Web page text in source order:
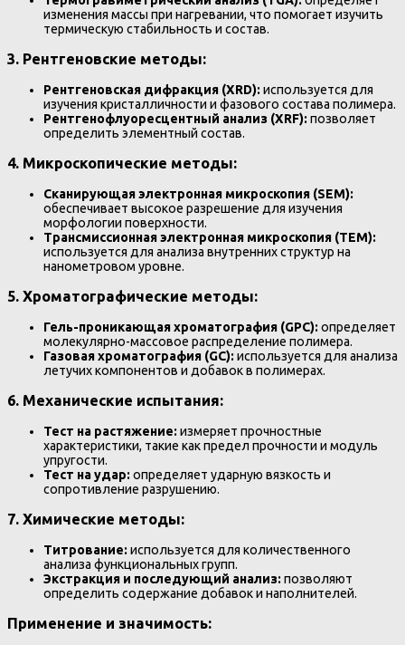
изменения массы при нагревании, что помогает изучить
термическую стабильность и состав.
3. Рентгеновские методы:
Рентгеновская дифракция (XRD):используется для
изучения кристалличности и фазового состава полимера.
Рентгенофлуоресцентный анализ (XRF):позволяет
определить элементный состав.
4. Микроскопические методы:
Сканирующая электронная микроскопия (SEM):
обеспечивает высокое разрешение для изучения
морфологии поверхности.
Трансмиссионная электронная микроскопия (TEM):
используется для анализа внутренних структур на
нанометровом уровне.
5. Хроматографические методы:
Гель-проникающая хроматография (GPC):определяет
молекулярно-массовое распределение полимера.
Газовая хроматография (GC):используется для анализа
летучих компонентов и добавок в полимерах.
6. Механические испытания:
Тест на растяжение:измеряет прочностные
характеристики, такие как предел прочности и модуль
упругости.
Тест на удар:определяет ударную вязкость и
сопротивление разрушению.
7. Химические методы:
Титрование:используется для количественного
анализа функциональных групп.
Экстракция и последующий анализ:позволяют
определить содержание добавок и наполнителей.
Применение и значимость: